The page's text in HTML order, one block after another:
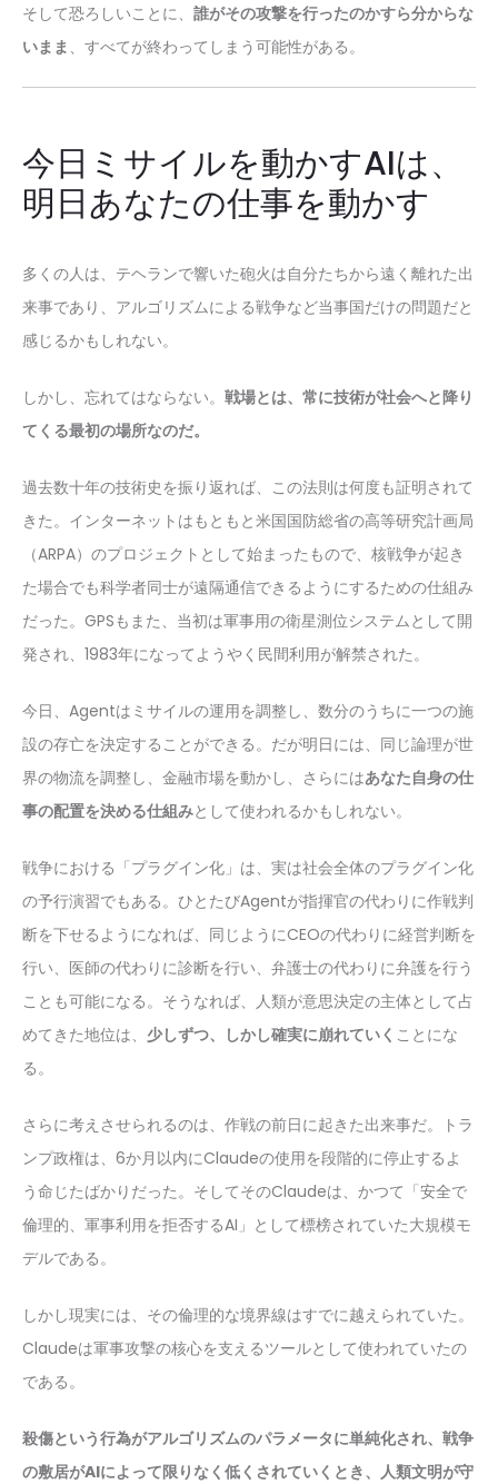
そして恐ろしいことに、 誰がその攻撃を行ったのかすら分からな
いまま 、すべてが終わってしまう可能性がある。
今日ミサイルを動かすAIは、
明日あなたの仕事を動かす
多くの人は、テヘランで響いた砲火は自分たちから遠く離れた出
来事であり、アルゴリズムによる戦争など当事国だけの問題だと
感じるかもしれない。
しかし、忘れてはならない。 戦場とは、常に技術が社会へと降り
てくる最初の場所なのだ。
過去数十年の技術史を振り返れば、この法則は何度も証明されて
きた。インターネットはもともと米国国防総省の高等研究計画局
（ARPA）のプロジェクトとして始まったもので、核戦争が起き
た場合でも科学者同士が遠隔通信できるようにするための仕組み
だった。GPSもまた、当初は軍事用の衛星測位システムとして開
発され、1983年になってようやく民間利用が解禁された。
今日、Agentはミサイルの運用を調整し、数分のうちに一つの施
設の存亡を決定することができる。だが明日には、同じ論理が世
界の物流を調整し、金融市場を動かし、さらにはあなた自身の仕
事の配置を決める仕組みとして使われるかもしれない。
戦争における「プラグイン化」は、実は社会全体のプラグイン化
の予行演習でもある。ひとたびAgentが指揮官の代わりに作戦判
断を下せるようになれば、同じようにCEOの代わりに経営判断を
行い、医師の代わりに診断を行い、弁護士の代わりに弁護を行う
ことも可能になる。そうなれば、人類が意思決定の主体として占
めてきた地位は、 少しずつ、しかし確実に崩れていく ことにな
る。
さらに考えさせられるのは、作戦の前日に起きた出来事だ。トラ
ンプ政権は、6か月以内にClaudeの使用を段階的に停止するよ
う命じたばかりだった。そしてそのClaudeは、かつて「安全で
倫理的、軍事利用を拒否するAI」として標榜されていた大規模モ
デルである。
しかし現実には、その倫理的な境界線はすでに越えられていた。
Claudeは軍事攻撃の核心を支えるツールとして使われていたの
である。
殺傷という行為がアルゴリズムのパラメータに単純化され、戦争
の敷居がAIによって限りなく低くされていくとき、人類文明が守